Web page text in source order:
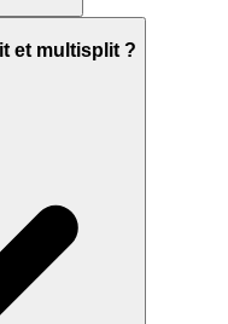
et multisplit ?